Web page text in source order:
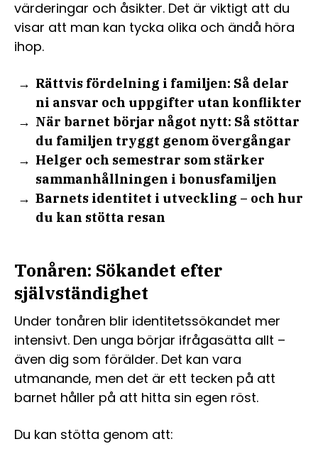
värderingar och åsikter. Det är viktigt att du
visar att man kan tycka olika och ändå höra
ihop.
Rättvis fördelning i familjen: Så delar
ni ansvar och uppgifter utan konflikter
När barnet börjar något nytt: Så stöttar
du familjen tryggt genom övergångar
Helger och semestrar som stärker
sammanhållningen i bonusfamiljen
Barnets identitet i utveckling – och hur
du kan stötta resan
Tonåren: Sökandet efter
självständighet
Under tonåren blir identitetssökandet mer
intensivt. Den unga börjar ifrågasätta allt –
även dig som förälder. Det kan vara
utmanande, men det är ett tecken på att
barnet håller på att hitta sin egen röst.
Du kan stötta genom att: